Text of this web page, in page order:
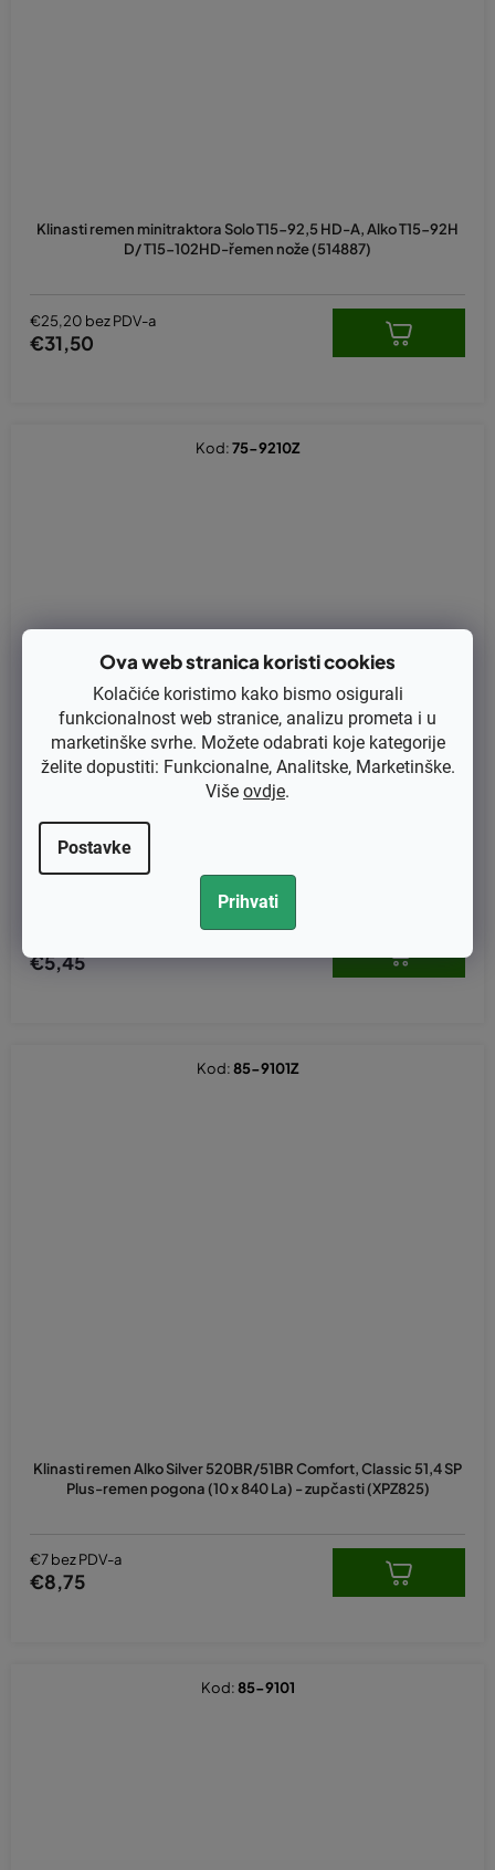
Ova web stranica koristi cookies
Kolačiće koristimo kako bismo osigurali
funkcionalnost web stranice, analizu prometa i u
marketinške svrhe. Možete odabrati koje kategorije
želite dopustiti: Funkcionalne, Analitske, Marketinške.
Više ovdje.
Postavke
Prihvati
Klinasti remen minitraktora Solo T15-92,5 HD-A, Alko T15-92H
D/ T15-102HD-řemen nože (514887)
€25,20 bez PDV-a
€31,50
Klinasti remen Klinasti remen Alko Silver 46BR Comfort, Silver 47
0BR, Combi 470BR-remen pogona (10 x 762 Ld) - zupčasty (46
€5,45
Kod:75-9210Z
Klinasti remen Alko Silver 520BR/51BR Comfort, Classic 51,4 SP
Plus-remen pogona (10 x 840 La) - zupčasti (XPZ825)
proizvoda
je
€7 bez PDV-a
€8,75
Kod:85-9101Z
Kod:85-9101